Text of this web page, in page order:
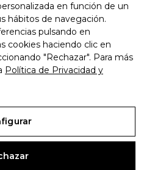
privacidad
By eComm360
en función de un
hábitos de navegación.
pulsando en
cookies haciendo clic en
"Rechazar". Para más
Política de Privacidad y
Legal
y Cookies